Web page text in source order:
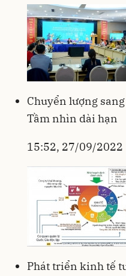
Chuyển lượng
Tầm nhìn dài hạn
15:52, 27/09/2022
Phát triển kinh tế